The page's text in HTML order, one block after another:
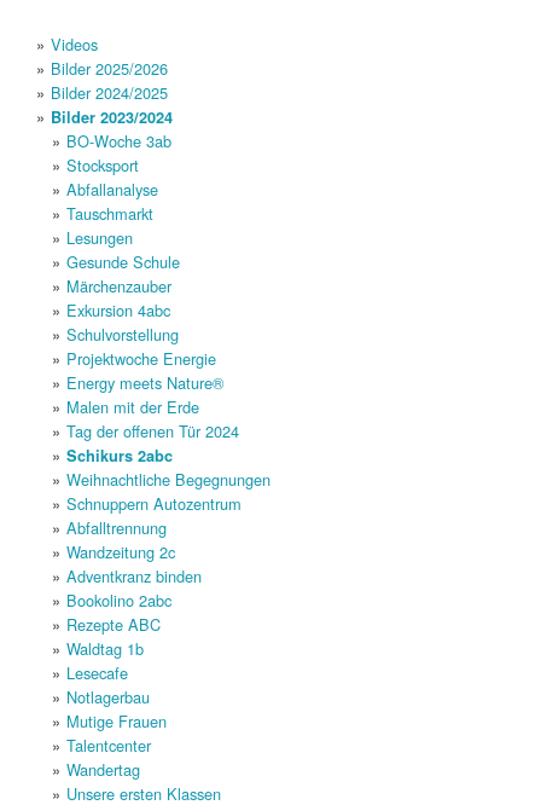
Videos
Bilder 2025/2026
Bilder 2024/2025
Bilder 2023/2024
BO-Woche 3ab
Stocksport
Abfallanalyse
Tauschmarkt
Lesungen
Gesunde Schule
Märchenzauber
Exkursion 4abc
Schulvorstellung
Projektwoche Energie
Energy meets Nature®
Malen mit der Erde
Tag der offenen Tür 2024
Schikurs 2abc
Weihnachtliche Begegnungen
Schnuppern Autozentrum
Abfalltrennung
Wandzeitung 2c
Adventkranz binden
Bookolino 2abc
Rezepte ABC
Waldtag 1b
Lesecafe
Notlagerbau
Mutige Frauen
Talentcenter
Wandertag
Unsere ersten Klassen